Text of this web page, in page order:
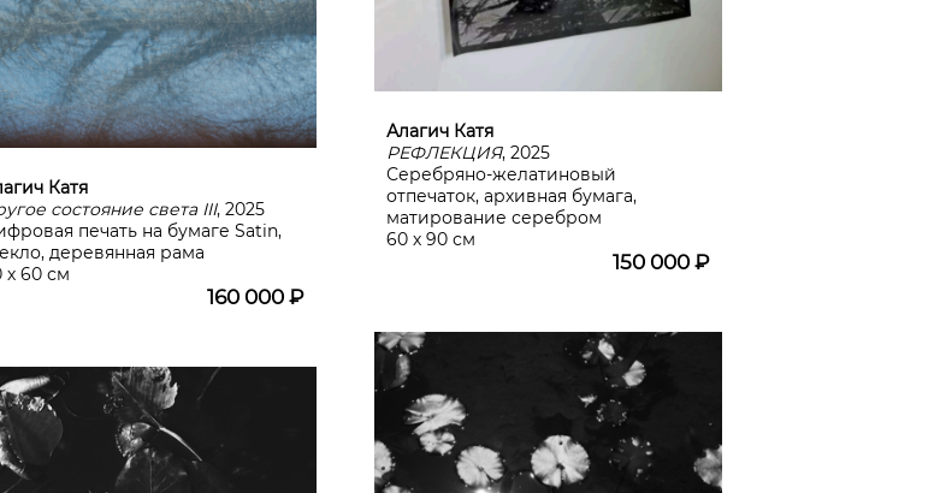
Алагич Катя
РЕФЛЕКЦИЯ, 2025
Серебряно-желатиновый
отпечаток, архивная бумага,
матирование серебром
60 х 90 см
150 000 ₽
Катя
состояние света III, 2025
печать на бумаге Satin,
деревянная рама
х 60 см
160 000 ₽